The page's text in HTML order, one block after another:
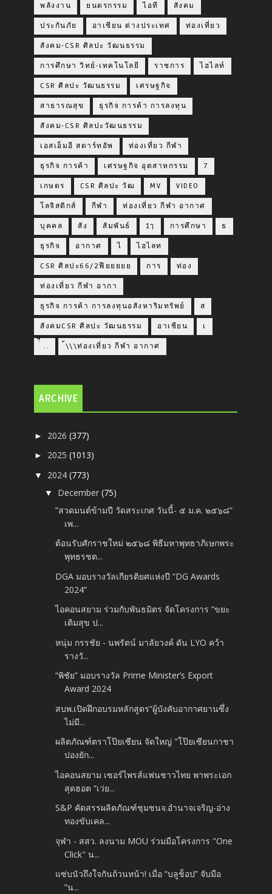
พลังงาน ยนตรกรรม ไอที สังคม
ประกันภัย อาเซียน ต่างประเทศ ท่องเที่ยว
สังคม-CSR ศิลปะ วัฒนธรรม
การศึกษา วิทย์-เทคโนโลยี ราชการ ไฮไลท์
CSR ศิลปะ วัฒนธรรม เศรษฐกิจ
สาธารณสุข ธุรกิจ การค้า การลงทุน
สังคม-CSR ศิลปะวัฒนธรรม
เอสเอ็มอี สตาร์ทอัพ ท่องเที่ยว กีฬา
ธุรกิจ การค้า เศรษฐกิจ อุตสาหกรรม 7
เกษตร CSR ศิลปะ วัฒ MV VIDEO
โลจิสติกส์ กีฬา ท่องเที่ยว กีฬา อากาศ
บุคคล สัง สัมพันธ์ 1ๅ การศึกษา ธ
ธุรกิจ อากาศ ไ ไฮไลท
CSR ศิลปะ66/2ฟียยยยย การ ท่อง
ท่องเที่ยว กีฬา อากา
ธุรกิจ การค้า การลงทุนอสังหาริมทรัพย์ ส
สังคมCSR ศิลปะ วัฒนธรรม อาเซียน เ
่่ื​ .. ้\\\ท่องเที่ยว กีฬา อากาศ
ARCHIVE
► 2026(377)
► 2025(1013)
▼ 2024(773)
▼ December(75)
”สวดมนต์ข้ามปี วัดสระเกศ วันนี้- ๕ ม.ค. ๒๕๖๘”
เพ...
ต้อนรับศักราชใหม่ ๒๕๖๘ พิธีมหาพุทธาภิเษกพระ
พุทธรชต...
DGA มอบรางวัลเกียรติยศแห่งปี “DG Awards
2024”
ไอคอนสยาม ร่วมกับพันธมิตร จัดโครงการ “ขยะ
เติมสุข ป...
หนุ่ม กรรชัย - นพรัตน์ มาลัยวงค์ ดัน LYO คว้า
รางวั...
“พิชัย” มอบรางวัล Prime Minister’s Export
Award 2024
สบพ.เปิดฝึกอบรมหลักสูตร“ผู้บังคับอากาศยานซึ่ง
ไม่มี...
ผลิตภัณฑ์ตราโป๊ยเซียน จัดใหญ่ "โป๊ยเซียนกาชา
ปองยัก...
ไอคอนสยาม เซอร์ไพรส์แฟนชาวไทย พาพระเอก
สุดฮอต “เว่ย...
S&P คัดสรรผลิตภัณฑ์ชุมชนจ.อำนาจเจริญ-อ่าง
ทองขับเคล...
จุฬา - สสว. ลงนาม MOU ร่วมมือโครงการ "One
Click" น...
แซ่บนัวถึงใจกันถ้วนหน้า! เมื่อ “บลูช็อป” จับมือ
“น...